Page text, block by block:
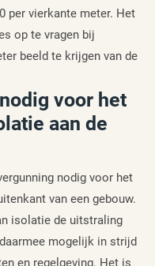
per vierkante meter. Het
op te vragen bij
beeld te krijgen van de
voor het
aan de
nodig voor het
van een gebouw.
isolatie de uitstraling
mogelijk in strijd
en regelgeving. Het is